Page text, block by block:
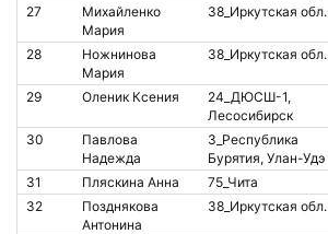
27
Михайленко
Мария
38_Иркутская обл.
28
Ножнинова
Мария
38_Иркутская обл.
29 Оленик Ксения
24_ДЮСШ-1,
Лесосибирск
30
Павлова
Надежда
3_Республика
Бурятия, Улан-Удэ
31 Пляскина Анна 75_Чита
32
Позднякова
Антонина
38_Иркутская обл.